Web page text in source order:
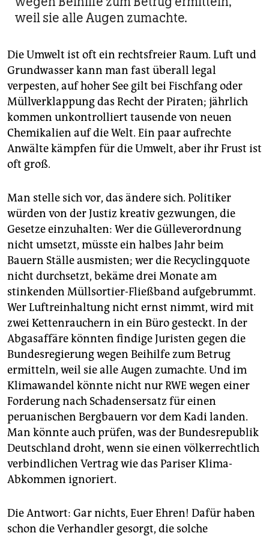
weil sie alle Augen zumachte.
Die Umwelt ist oft ein rechtsfreier Raum. Luft und
Grundwasser kann man fast überall legal
verpesten, auf hoher See gilt bei Fischfang oder
Müllverklappung das Recht der Piraten; jährlich
kommen unkontrolliert tausende von neuen
Chemikalien auf die Welt. Ein paar aufrechte
Anwälte kämpfen für die Umwelt, aber ihr Frust ist
oft groß.
Man stelle sich vor, das ändere sich. Politiker
würden von der Justiz kreativ gezwungen, die
Gesetze einzuhalten: Wer die Gülleverordnung
nicht umsetzt, müsste ein halbes Jahr beim
Bauern Ställe ausmisten; wer die Recyclingquote
nicht durchsetzt, bekäme drei Monate am
stinkenden Müllsortier-Fließband aufgebrummt.
Wer Luftreinhaltung nicht ernst nimmt, wird mit
zwei Kettenrauchern in ein Büro gesteckt. In der
Abgasaffäre könnten findige Juristen gegen die
Bundesregierung wegen Beihilfe zum Betrug
ermitteln, weil sie alle Augen zumachte. Und im
Klimawandel könnte nicht nur RWE wegen einer
Forderung nach Schadensersatz für einen
peruanischen Bergbauern vor dem Kadi landen.
Man könnte auch prüfen, was der Bundesrepublik
Deutschland droht, wenn sie einen völkerrechtlich
verbindlichen Vertrag wie das Pariser Klima-
Abkommen ignoriert.
Die Antwort: Gar nichts, Euer Ehren! Dafür haben
schon die Verhandler gesorgt, die solche